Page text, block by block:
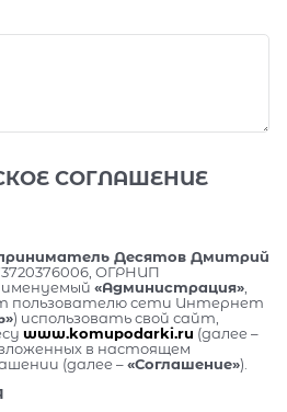
СОГЛАШЕНИЕ
Десятов Дмитрий
ОГРНИП
именуемый «Администрация»
пользователю сети Интернет
) использовать свой сайт,
www.komupodarki.ru (далее –
в настоящем
(далее –«Соглашение»).